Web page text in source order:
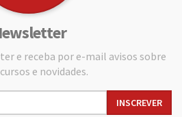
e receba por e-mail avisos sobre
e novidades.